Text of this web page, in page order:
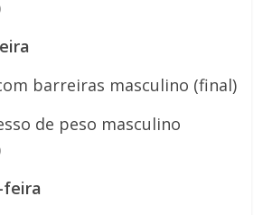
barreiras masculino (final)
de peso masculino
feira